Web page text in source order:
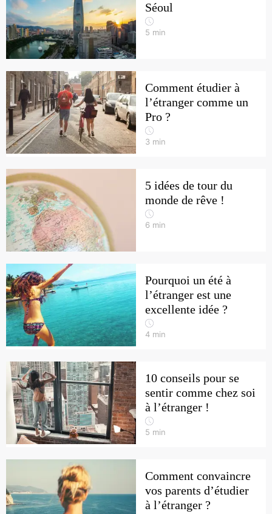
Séoul
5 min
Comment étudier à
l’étranger comme un
Pro ?
3 min
5 idées de tour du
monde de rêve !
6 min
Pourquoi un été à
l’étranger est une
excellente idée ?
4 min
10 conseils pour se
sentir comme chez soi
à l’étranger !
5 min
Comment convaincre
vos parents d’étudier
à l’étranger ?